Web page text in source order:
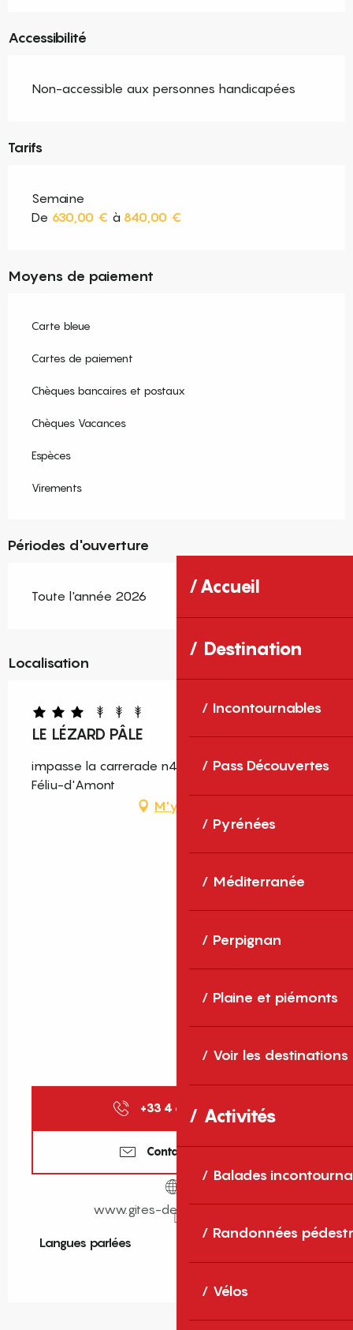
Accueil
Destination
Incontournables
Pass Découvertes
Pyrénées
Méditerranée
Perpignan
Plaine et piémonts
Voir les destinations
Activités
Balades
Randonnées
Vélos
Accessibilité
Non-accessible aux personnes handicapées
Tarifs
Semaine
De 630,00 € à 840,00 €
Moyens de paiement
Carte bleue
Cartes de paiement
Chèques bancaires et postaux
Chèques Vacances
Espèces
Virements
Périodes d'ouverture
Toute l'année 2026
Localisation
LE LÉZARD PÂLE
impasse la carrerade n4, rue f, 66170 Saint-
Féliu-d'Amont
M'y rendre
+33 4 68 11 40 ▒▒
Contactez-nous
www.gites-de-france-sud.fr
Langues parlées
Langues parlées